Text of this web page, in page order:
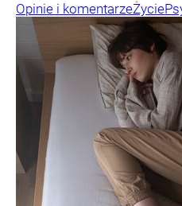
Opinie i komentarzeŻycie